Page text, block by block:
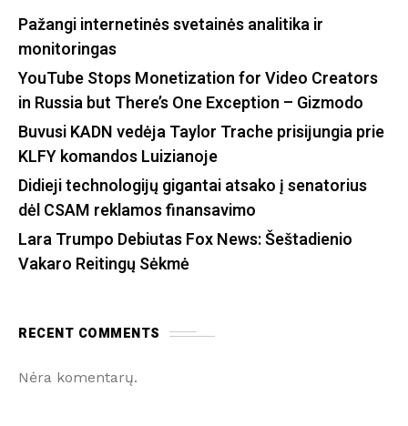
Pažangi internetinės svetainės analitika ir
monitoringas
YouTube Stops Monetization for Video Creators
in Russia but There’s One Exception – Gizmodo
Buvusi KADN vedėja Taylor Trache prisijungia prie
KLFY komandos Luizianoje
Didieji technologijų gigantai atsako į senatorius
dėl CSAM reklamos finansavimo
Lara Trumpo Debiutas Fox News: Šeštadienio
Vakaro Reitingų Sėkmė
RECENT COMMENTS
Nėra komentarų.